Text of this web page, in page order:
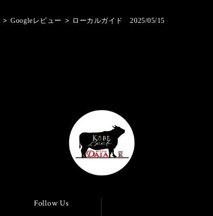
> Googleレビュー > ローカルガイド 2025/05/15
Follow Us